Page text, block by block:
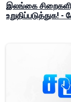
இலங்கை
உறுதிப்படுத்துக!